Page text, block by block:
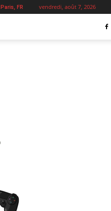
Paris, FR vendredi, août 7, 2026